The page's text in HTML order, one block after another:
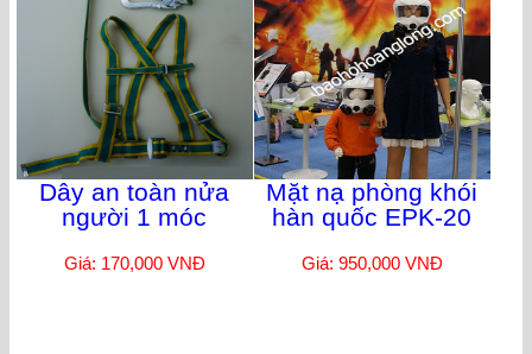
Dây an toàn nửa
người 1 móc
Giá: 170,000 VNĐ
Mặt nạ phòng khói
hàn quốc EPK-20
Giá: 950,000 VNĐ